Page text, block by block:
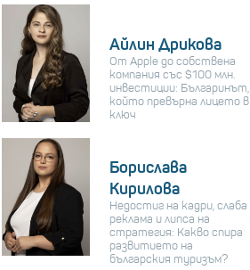
Айлин Дрикова
От Apple до собствена
компания със $100 млн.
инвестиции: Българинът,
който превърна лицето в
ключ
Борислава
Кирилова
Недостиг на кадри, слаба
реклама и липса на
стратегия: Какво спира
развитието на
българския туризъм?